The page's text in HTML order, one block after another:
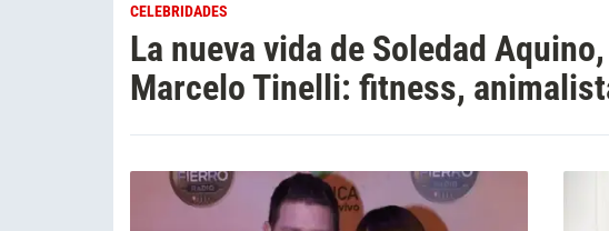
CELEBRIDADES
La nueva vida de Soledad
Marcelo Tinelli: fitness,